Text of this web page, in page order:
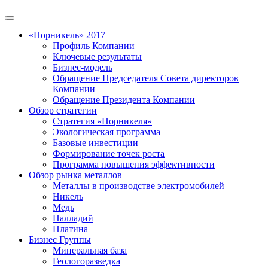
«Норникель» 2017
Профиль Компании
Ключевые результаты
Бизнес-модель
Обращение Председателя Совета директоров
Компании
Обращение Президента Компании
Обзор стратегии
Стратегия «Норникеля»
Экологическая программа
Базовые инвестиции
Формирование точек роста
Программа повышения эффективности
Обзор рынка металлов
Металлы в производстве электромобилей
Никель
Медь
Палладий
Платина
Бизнес Группы
Минеральная база
Геологоразведка